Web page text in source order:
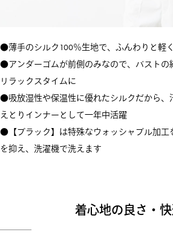
●薄手のシルク100％生地で、ふんわりと軽
●アンダーゴムが前側のみなので、バストの
リラックスタイムに
●吸放湿性や保温性に優れたシルクだから、
えとりインナーとして一年中活躍
●【ブラック】は特殊なウォッシャブル加工
を抑え、洗濯機で洗えます
着心地の良さ・